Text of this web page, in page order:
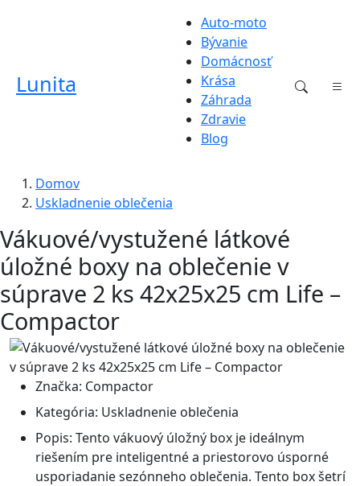
Lunita
Auto-moto
Bývanie
Domácnosť
Krása
Záhrada
Zdravie
Blog
Domov
Uskladnenie oblečenia
Vákuové/vystužené látkové
úložné boxy na oblečenie v
súprave 2 ks 42x25x25 cm Life –
Compactor
Značka: Compactor
Kategória: Uskladnenie oblečenia
Popis: Tento vákuový úložný box je ideálnym
riešením pre inteligentné a priestorovo úsporné
usporiadanie sezónneho oblečenia. Tento box šetrí